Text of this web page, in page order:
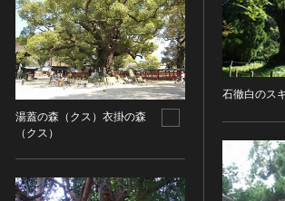
湯蓋の森（クス）衣掛の森
（クス）
石徹白のス
明 [中国]
清 [中国]
近現代 [中国]
その他
歴史資料／書跡・典籍／古文書
文書・書籍
絵図・地図
その他
文楽
COPYRIGHT UNDETERMINED - JP
WORK（著作権未決定-裁定制度利用著